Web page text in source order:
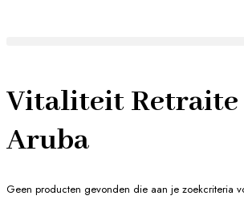
Vitaliteit Retraite
Aruba
Geen producten gevonden die aan je zoekcriteria